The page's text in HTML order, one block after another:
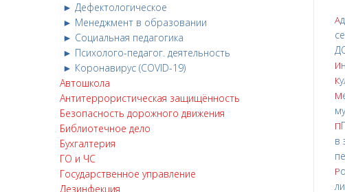
► Дефектологическое
► Менеджмент в образовании
► Социальная педагогика
► Психолого-педагог. деятельность
► Коронавирус (COVID-19)
Автошкола
Антитеррористическая защищённость
Безопасность дорожного движения
Библиотечное дело
Бухгалтерия
ГО и ЧС
Государственное управление
Дезинфекция
А
И
К
М
П
в
Р